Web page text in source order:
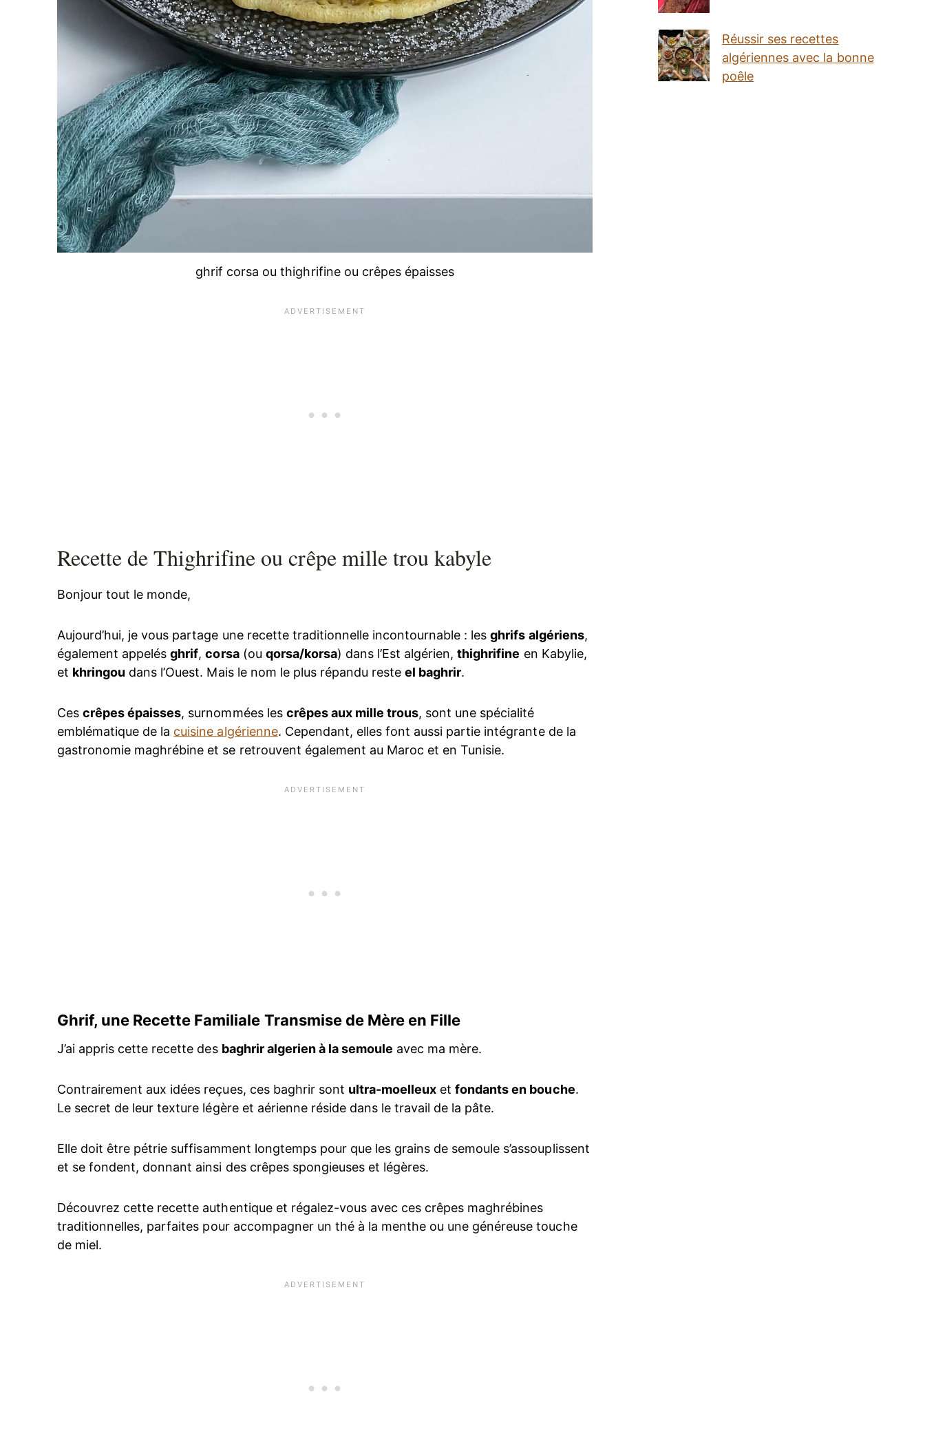
ghrif corsa ou thighrifine ou crêpes épaisses
Recette de Thighrifine ou crêpe mille trou kabyle
Bonjour tout le monde,
Aujourd’hui, je vous partage une recette traditionnelle incontournable : lesghrifs algériens,
également appelésghrif,corsa(ou qorsa/korsa) dans l’Est algérien,thighrifine en Kabylie,
et khringou dans l’Ouest. Mais le nom le plus répandu resteel baghrir.
Cescrêpes épaisses, surnommées les crêpes aux mille trous, sont une spécialité
emblématique de la cuisine algérienne. Cependant, elles font aussi partie intégrante de la
gastronomie maghrébine et se retrouvent également au Maroc et en Tunisie.
Ghrif, une Recette Familiale Transmise de Mère en Fille
J’ai appris cette recette des baghrir algerien à la semoule avec ma mère.
Contrairement aux idées reçues, ces baghrir sont ultra-moelleux etfondants en bouche.
Le secret de leur texture légère et aérienne réside dans le travail de la pâte.
Elle doit être pétrie suffisamment longtemps pour que les grains de semoule s’assouplissent
et se fondent, donnant ainsi des crêpes spongieuses et légères.
Découvrez cette recette authentique et régalez-vous avec ces crêpes maghrébines
traditionnelles, parfaites pour accompagner un thé à la menthe ou une généreuse touche
de miel.
Réussir ses recettes
algériennes avec la bonne
poêle